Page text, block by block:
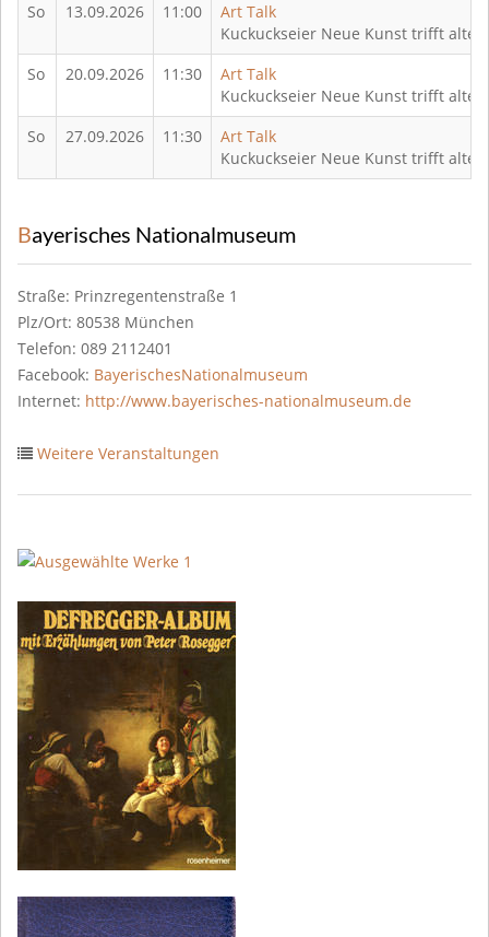
So
13.09.2026 11:00
Art Talk
Kuckuckseier Neue Kunst trifft alte
So
20.09.2026 11:30
Art Talk
Kuckuckseier Neue Kunst trifft alte
So
27.09.2026 11:30
Art Talk
Kuckuckseier Neue Kunst trifft alte
Bayerisches Nationalmuseum
Straße: Prinzregentenstraße 1
Plz/Ort: 80538 München
Telefon: 089 2112401
Facebook: BayerischesNationalmuseum
Internet: http://www.bayerisches-nationalmuseum.de
Weitere Veranstaltungen